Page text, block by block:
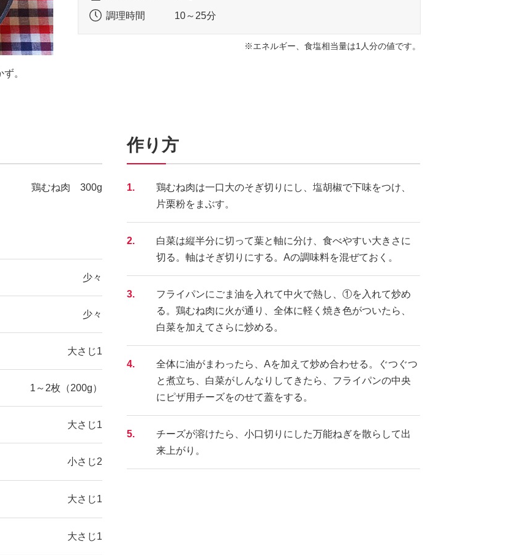
。
調理時間 10～25分
エネルギー、食塩相当量は1人分の値です。
鶏むね肉 300g
少々
少々
大さじ1
1～2枚（200g）
大さじ1
小さじ2
大さじ1
大さじ1
作り方
1.
鶏むね肉は一口大のそぎ切りにし、塩胡椒で下味をつけ、
片栗粉をまぶす。
2.
白菜は縦半分に切って葉と軸に分け、食べやすい大きさに
切る。軸はそぎ切りにする。Aの調味料を混ぜておく。
3.
フライパンにごま油を入れて中火で熱し、①を入れて炒め
る。鶏むね肉に火が通り、全体に軽く焼き色がついたら、
白菜を加えてさらに炒める。
4.
全体に油がまわったら、Aを加えて炒め合わせる。ぐつぐつ
と煮立ち、白菜がしんなりしてきたら、フライパンの中央
にピザ用チーズをのせて蓋をする。
5.
チーズが溶けたら、小口切りにした万能ねぎを散らして出
来上がり。